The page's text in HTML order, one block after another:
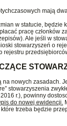
mają
w statucie,
pracę
Ale jeśli w
stowarzyszeń o
rejestru
na nowych zasadach.
stowarzyszenia
r.), powinny
do nowej ewidencji.
trzeba będzie